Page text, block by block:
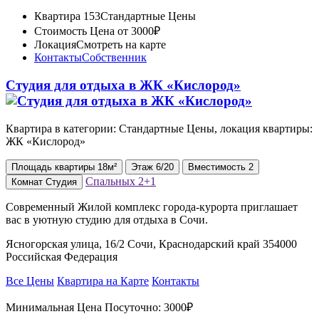
Квартира 153Стандартные Цены
Стоимость Цена от 3000₽
ЛокацияСмотреть на карте
КонтактыСобственник
Студия для отдыха в ЖК «Кислород»
Квартира в категории: Стандартные Цены, локация квартиры:
ЖК «Кислород»
Площадь квартиры 18м² Этаж 6/20 Вместимость 2
Комнат Студия Спальных 2+1
Современный Жилой комплекс города-курорта приглашает
вас в уютную студию для отдыха в Сочи.
Ясногорская улица, 16/2 Сочи, Краснодарский край 354000
Российская Федерация
Все Цены Квартира на Карте Контакты
Минимальная Цена Посуточно: 3000₽